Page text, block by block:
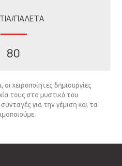
ΠΑΛΕΤΑ
80
χειροποίητες δηµιουργίες
τους στο µυστικό του
για την γέµιση και τα